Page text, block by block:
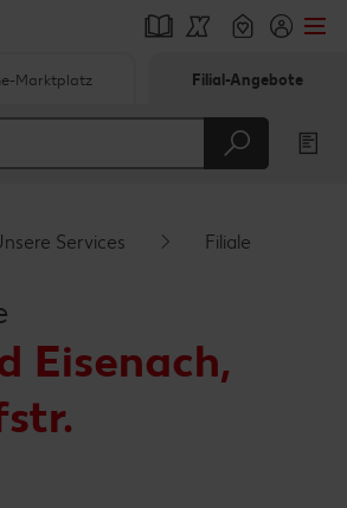
Marktplatz Filial-Angebote
Services Filiale
Eisenach,